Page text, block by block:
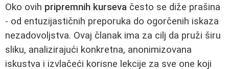
Oko ovih pripremnih kurseva često se diže prašina
- od entuzijastičnih preporuka do ogorčenih iskaza
nezadovoljstva. Ovaj članak ima za cilj da pruži širu
sliku, analizirajući konkretna, anonimizovana
iskustva i izvlačeći korisne lekcije za sve one koji